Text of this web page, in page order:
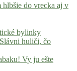
hlbšie do vrecka aj v
bylinky
huliči, čo
Vy ju ešte